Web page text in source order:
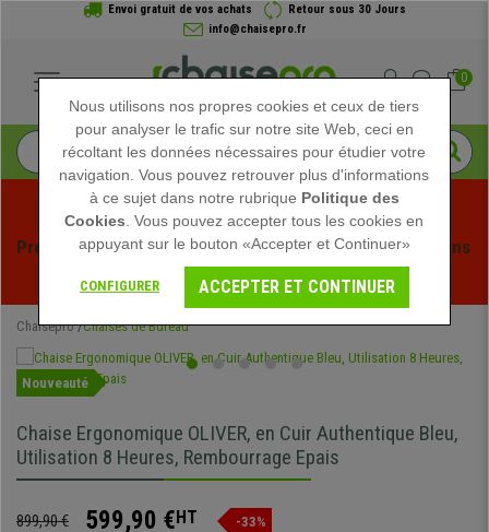
Envoi gratuit de vos achats
Retour sous 30 Jours
info@chaisepro.fr
0
Profitez des soldes d'été chez Chaisepro ! Des réductions
exclusives pour une durée limitée - Voir l'offre
Chaisepro Chaises de Bureau
Nouveauté
Chaise Ergonomique OLIVER, en Cuir Authentique Bleu,
Utilisation 8 Heures, Rembourrage Epais
899,90 € 599,90 €HT -33%
Nous utilisons nos propres cookies et ceux de tiers
pour analyser le trafic sur notre site Web, ceci en
récoltant les données nécessaires pour étudier votre
navigation. Vous pouvez retrouver plus d'informations
à ce sujet dans notre rubrique Politique des
Cookies . Vous pouvez accepter tous les cookies en
appuyant sur le bouton «Accepter et Continuer»
CONFIGURER ACCEPTER ET CONTINUER